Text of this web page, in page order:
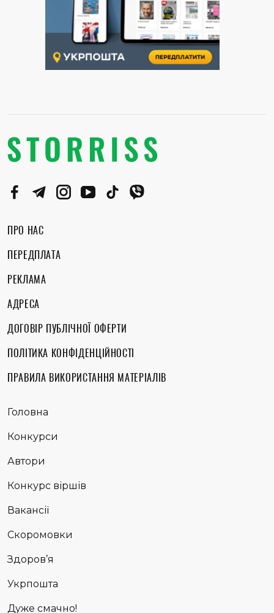
ПРО НАС
ПЕРЕДПЛАТА
РЕКЛАМА
АДРЕСА
ДОГОВІР ПУБЛІЧНОЇ ОФЕРТИ
ПОЛІТИКА КОНФІДЕНЦІЙНОСТІ
ПРАВИЛА ВИКОРИСТАННЯ МАТЕРІАЛІВ
Головна
Конкурси
Автори
Конкурс віршів
Вакансії
Скоромовки
Здоров’я
Укрпошта
Дуже смачно!